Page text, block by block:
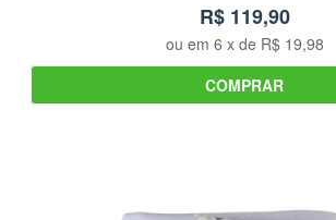
R$ 119,90
ou em 6 x de R$ 19,98
COMPRAR